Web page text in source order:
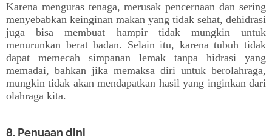
Karena menguras tenaga, merusak pencernaan dan sering
menyebabkan keinginan makan yang tidak sehat, dehidrasi
juga bisa membuat hampir tidak mungkin untuk
menurunkan berat badan. Selain itu, karena tubuh tidak
dapat memecah simpanan lemak tanpa hidrasi yang
memadai, bahkan jika memaksa diri untuk berolahraga,
mungkin tidak akan mendapatkan hasil yang inginkan dari
olahraga kita.
8. Penuaan dini